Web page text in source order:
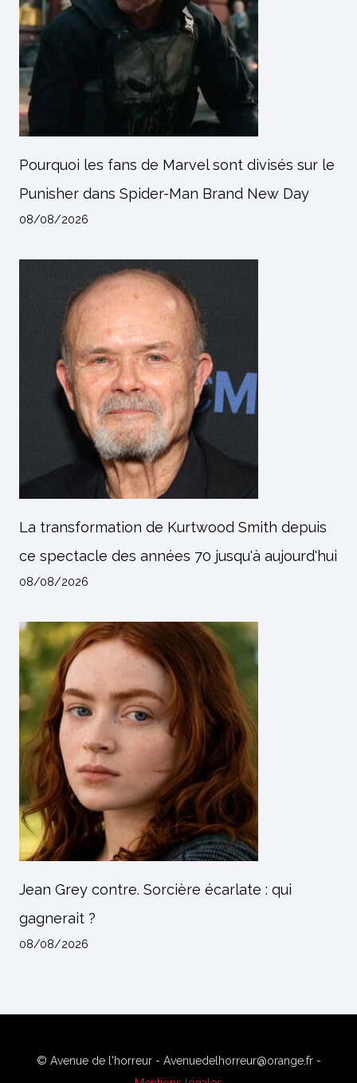
Pourquoi les fans de Marvel sont divisés sur le
Punisher dans Spider-Man Brand New Day
08/08/2026
La transformation de Kurtwood Smith depuis
ce spectacle des années 70 jusqu'à aujourd'hui
08/08/2026
Jean Grey contre. Sorcière écarlate : qui
gagnerait ?
08/08/2026
© Avenue de l'horreur - Avenuedelhorreur@orange.fr -